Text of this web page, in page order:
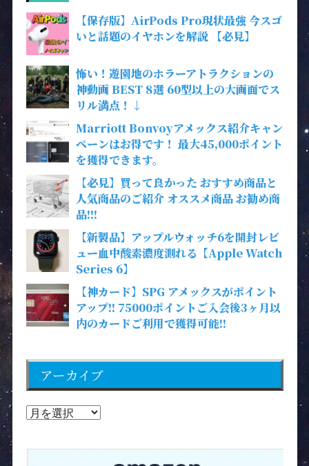
【保存版】AirPods Pro現状最強 今スゴ
いと話題のイヤホンを解説 【必見】
怖い！遊園地のホラーアトラクションの
神動画 BEST 8選 60型以上の大画面でス
リル満点！↓
Marriott Bonvoyアメックス紹介キャン
ペーンはお得です！ 最大45,000ポイント
を獲得できます。
【必見】買って良かった おすすめ商品と
人気商品のご紹介 オススメ商品 お勧め商
品!!!
【新製品】アップルウォッチ6を開封レビ
ュー血中酸素濃度測れる【Apple Watch
Series 6】
【神カード】SPG アメックスがポイント
アップ!! 75000ポイントご入会後3ヶ月以
内のカードご利用で獲得可能!!
アーカイブ